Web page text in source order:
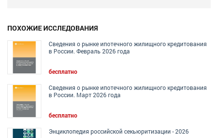
ПОХОЖИЕ ИССЛЕДОВАНИЯ
Сведения о рынке ипотечного жилищного кредитования
в России. Февраль 2026 года
бесплатно
Сведения о рынке ипотечного жилищного кредитования
в России. Март 2026 года
бесплатно
Энциклопедия российской секьюритизации - 2026